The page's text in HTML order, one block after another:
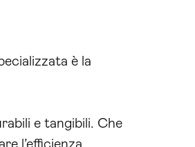
è la
e tangibili. Che
l’efficienza